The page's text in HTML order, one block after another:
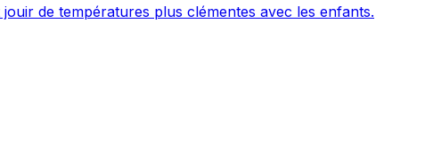
de températures plus clémentes avec les enfants.